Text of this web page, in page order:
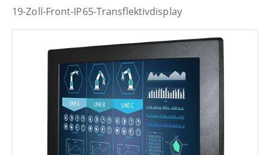
19-Zoll-Front-IP65-Transflektivdisplay